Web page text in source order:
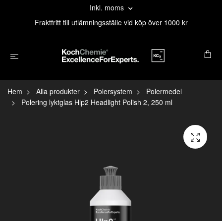
Inkl. moms
Fraktfritt till utlämningsställe vid köp över 1000 kr
Hem Alla produkter Polersystem
Polermedel
Polering lyktglas Hlp2 Headlight Polish 2, 250 ml